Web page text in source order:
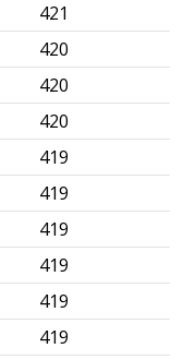
421
420
420
420
419
419
419
419
419
419